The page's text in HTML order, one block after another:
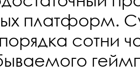
платформ.
сотни